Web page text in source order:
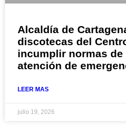
Alcaldía de
discotecas del
incumplir normas
atención de
LEER MAS
julio 19, 2026